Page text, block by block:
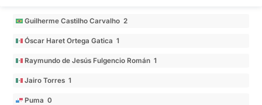
Guilherme Castilho Carvalho 2
Óscar Haret Ortega Gatica 1
Raymundo de Jesús Fulgencio Román 1
Jairo Torres 1
Puma 0